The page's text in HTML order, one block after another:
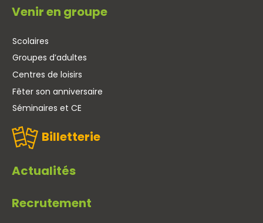
Venir en groupe
Scolaires
Groupes d’adultes
Centres de loisirs
Fêter son anniversaire
Séminaires et CE
Billetterie
Actualités
Recrutement